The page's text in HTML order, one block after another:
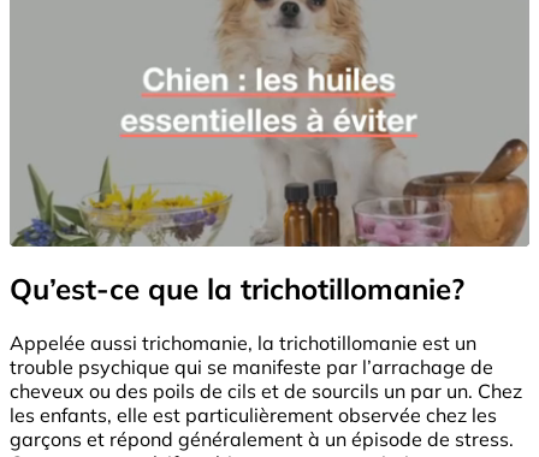
Qu’est-ce que la trichotillomanie?
Appelée aussi trichomanie, la trichotillomanie est un
trouble psychique qui se manifeste par l’arrachage de
cheveux ou des poils de cils et de sourcils un par un. Chez
les enfants, elle est particulièrement observée chez les
garçons et répond généralement à un épisode de stress.